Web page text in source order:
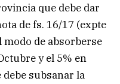
que debe dar
de fs. 16/17 (expte
modo de absorberse
y el 5% en
subsanar la